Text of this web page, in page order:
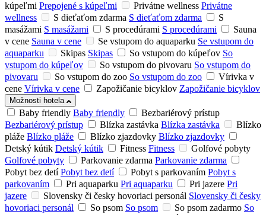
kúpeľmi Prepojené s kúpeľmi Privátne wellness Privátne
wellness
S dieťaťom zdarma S dieťaťom zdarma
S
masážami S masážami S procedúrami S procedúrami
Sauna
v cene Sauna v cene Se vstupom do aquaparku Se vstupom do
aquaparku
Skipas Skipas So vstupom do kúpeľov So
vstupom do kúpeľov
So vstupom do pivovaru So vstupom do
pivovaru
So vstupom do zoo So vstupom do zoo
Vírivka v
cene Vírivka v cene Zapožičanie bicyklov Zapožičanie bicyklov
Možnosti hotela
Baby friendly Baby friendly
Bezbariérový prístup
Bezbariérový prístup
Blízka zastávka Blízka zastávka
Blízko
pláže Blízko pláže Blízko zjazdovky Blízko zjazdovky
Detský kútik Detský kútik Fitness Fitness
Golfové pobyty
Golfové pobyty
Parkovanie zdarma Parkovanie zdarma
Pobyt bez detí Pobyt bez detí Pobyt s parkovaním Pobyt s
parkovaním
Pri aquaparku Pri aquaparku Pri jazere Pri
jazere
Slovensky či česky hovoriaci personál Slovensky či česky
hovoriaci personál
So psom So psom So psom zadarmo So